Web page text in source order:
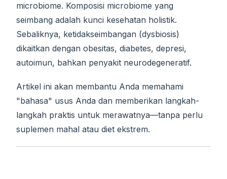
microbiome. Komposisi microbiome yang
seimbang adalah kunci kesehatan holistik.
Sebaliknya, ketidakseimbangan (dysbiosis)
dikaitkan dengan obesitas, diabetes, depresi,
autoimun, bahkan penyakit neurodegeneratif.
Artikel ini akan membantu Anda memahami
"bahasa" usus Anda dan memberikan langkah-
langkah praktis untuk merawatnya—tanpa perlu
suplemen mahal atau diet ekstrem.